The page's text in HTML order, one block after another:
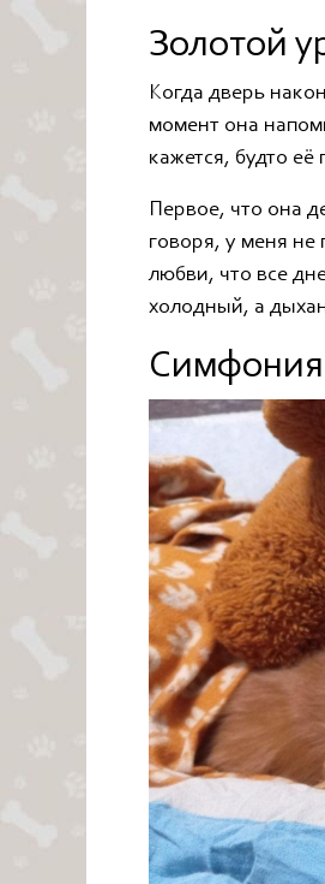
Золотой
Когда дверь
момент она
кажется, будто
Первое, что она
говоря, у меня не
любви, что все
холодный, а
Симфония